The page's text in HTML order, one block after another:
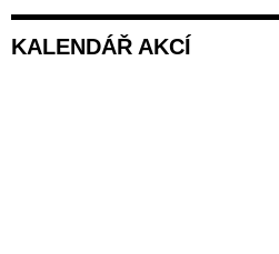
KALENDÁŘ AKCÍ